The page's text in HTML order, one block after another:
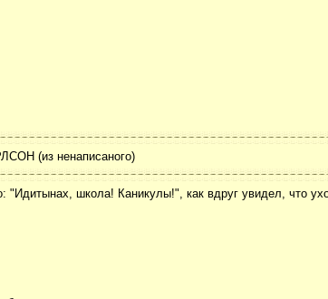
(из ненаписаного)
школа! Каникулы!", как вдруг увидел, что